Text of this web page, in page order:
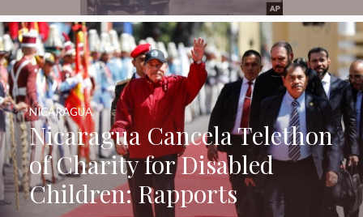
Nicaragua Cancela Telethon
of Charity for Disabled
Children: Rapports
NICARAGUA